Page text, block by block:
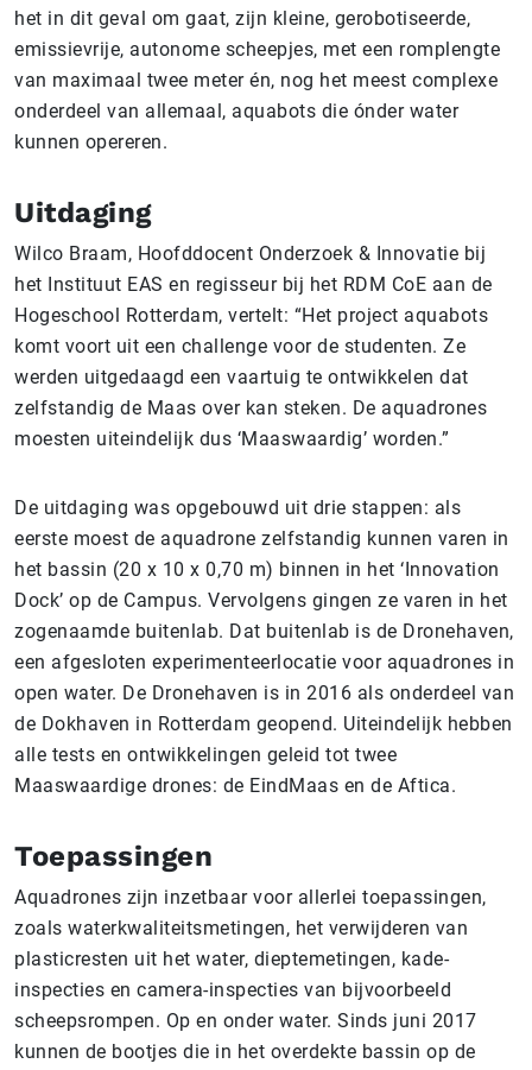
het in dit geval om gaat, zijn kleine, gerobotiseerde,
emissievrije, autonome scheepjes, met een romplengte
van maximaal twee meter én, nog het meest complexe
onderdeel van allemaal, aquabots die ónder water
kunnen opereren.
Uitdaging
Wilco Braam, Hoofddocent Onderzoek & Innovatie bij
het Instituut EAS en regisseur bij het RDM CoE aan de
Hogeschool Rotterdam, vertelt: “Het project aquabots
komt voort uit een challenge voor de studenten. Ze
werden uitgedaagd een vaartuig te ontwikkelen dat
zelfstandig de Maas over kan steken. De aquadrones
moesten uiteindelijk dus ‘Maaswaardig’ worden.”
De uitdaging was opgebouwd uit drie stappen: als
eerste moest de aquadrone zelfstandig kunnen varen in
het bassin (20 x 10 x 0,70 m) binnen in het ‘Innovation
Dock’ op de Campus. Vervolgens gingen ze varen in het
zogenaamde buitenlab. Dat buitenlab is de Dronehaven,
een afgesloten experimenteerlocatie voor aquadrones in
open water. De Dronehaven is in 2016 als onderdeel van
de Dokhaven in Rotterdam geopend. Uiteindelijk hebben
alle tests en ontwikkelingen geleid tot twee
Maaswaardige drones: de EindMaas en de Aftica.
Toepassingen
Aquadrones zijn inzetbaar voor allerlei toepassingen,
zoals waterkwaliteitsmetingen, het verwijderen van
plasticresten uit het water, dieptemetingen, kade-
inspecties en camera-inspecties van bijvoorbeeld
scheepsrompen. Op en onder water. Sinds juni 2017
kunnen de bootjes die in het overdekte bassin op de